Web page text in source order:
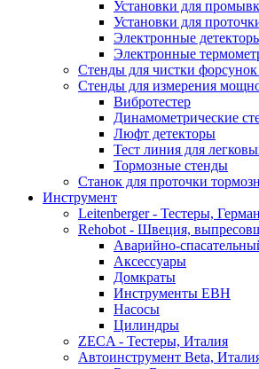
Установки для
Установки для
Электронные
Электронные
Стенды для чистки
Стенды для измерения
Вибротестер
Динамометрические
Люфт детекторы
Тест линия для
Тормозные стенды
Станок для проточки
Инструмент
Leitenberger - Тестеры,
Rehobot - Швеция,
Аварийно-
Аксессуары
Домкраты
Инструменты EBH
Насосы
Цилиндры
ZECA - Тестеры, Италия
Автоинструмент Beta,